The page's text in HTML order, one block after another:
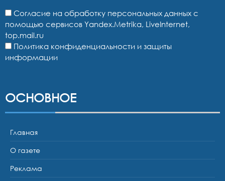
Согласие на обработку персональных данных с
помощью сервисов Yandex.Metrika, LiveInternet,
top.mail.ru
Политика конфиденциальности и защиты
информации
ОСНОВНОЕ
Главная
О газете
Реклама